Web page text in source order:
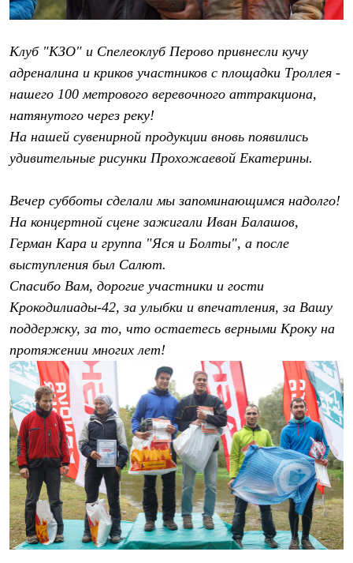
Чуни
Аксессуары
Головные уборы
Шапки
Балаклавы и маски
Кепки и бейсболки
Повязки
Шарфы
Панамы
Перчатки и рукавицы
Рукавицы
Полезные аксессуары
Брелки
Шевроны
Опушки
Термоковрики
Уход за одеждой
В Арктику
Коллекции
PEAK
ЗА ПОЛЯРНЫМ КРУГОМ
TREK
BASK kids
CITY
BASK juno
ИДЁМ В ПОХОД
Дневник капитана
Каталог дилеров
Компания
Баск сегодня
История
Отцы основатели
Клуб "КЗО" и Спелеоклуб Перово привнесли кучу
адреналина и криков участников с площадки Троллея -
нашего 100 метрового веревочного аттракциона,
натянутого через реку!
На нашей сувенирной продукции вновь появились
удивительные рисунки Прохожаевой Екатерины.
Вечер субботы сделали мы запоминающимся надолго!
На концертной сцене зажигали Иван Балашов,
Герман Кара и группа "Яся и Болты", а после
выступления был Салют.
Спасибо Вам, дорогие участники и гости
Крокодилиады-42, за улыбки и впечатления, за Вашу
поддержку, за то, что остаетесь верными Кроку на
протяжении многих лет!